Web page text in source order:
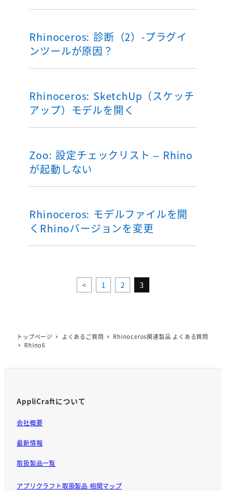
Rhinoceros: 診断（2）-プラグイ
ンツールが原因？
Rhinoceros: SketchUp（スケッチ
アップ）モデルを開く
Zoo: 設定チェックリスト – Rhino
が起動しない
Rhinoceros: モデルファイルを開
くRhinoバージョンを変更
< 1 2 3
トップページ よくあるご質問
Rhinoceros関連製品 よくある質問
Rhino6
AppliCraftについて
会社概要
最新情報
取扱製品一覧
アプリクラフト取扱製品 相関マップ